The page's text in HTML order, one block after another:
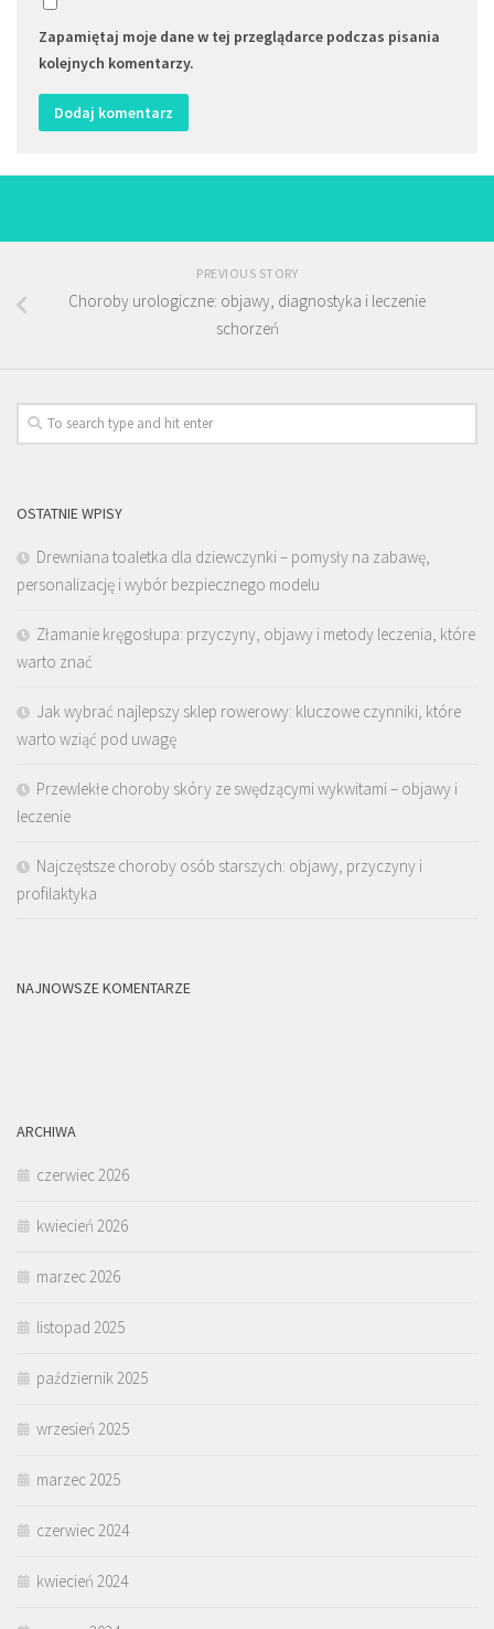
Zapamiętaj moje dane w tej przeglądarce podczas pisania
kolejnych komentarzy.
PREVIOUS STORY
Choroby urologiczne: objawy, diagnostyka i leczenie
schorzeń
OSTATNIE WPISY
Drewniana toaletka dla dziewczynki – pomysły na zabawę,
personalizację i wybór bezpiecznego modelu
Złamanie kręgosłupa: przyczyny, objawy i metody leczenia, które
warto znać
Jak wybrać najlepszy sklep rowerowy: kluczowe czynniki, które
warto wziąć pod uwagę
Przewlekłe choroby skóry ze swędzącymi wykwitami – objawy i
leczenie
Najczęstsze choroby osób starszych: objawy, przyczyny i
profilaktyka
NAJNOWSZE KOMENTARZE
ARCHIWA
czerwiec 2026
kwiecień 2026
marzec 2026
listopad 2025
październik 2025
wrzesień 2025
marzec 2025
czerwiec 2024
kwiecień 2024